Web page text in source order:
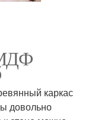
каркас
довольно